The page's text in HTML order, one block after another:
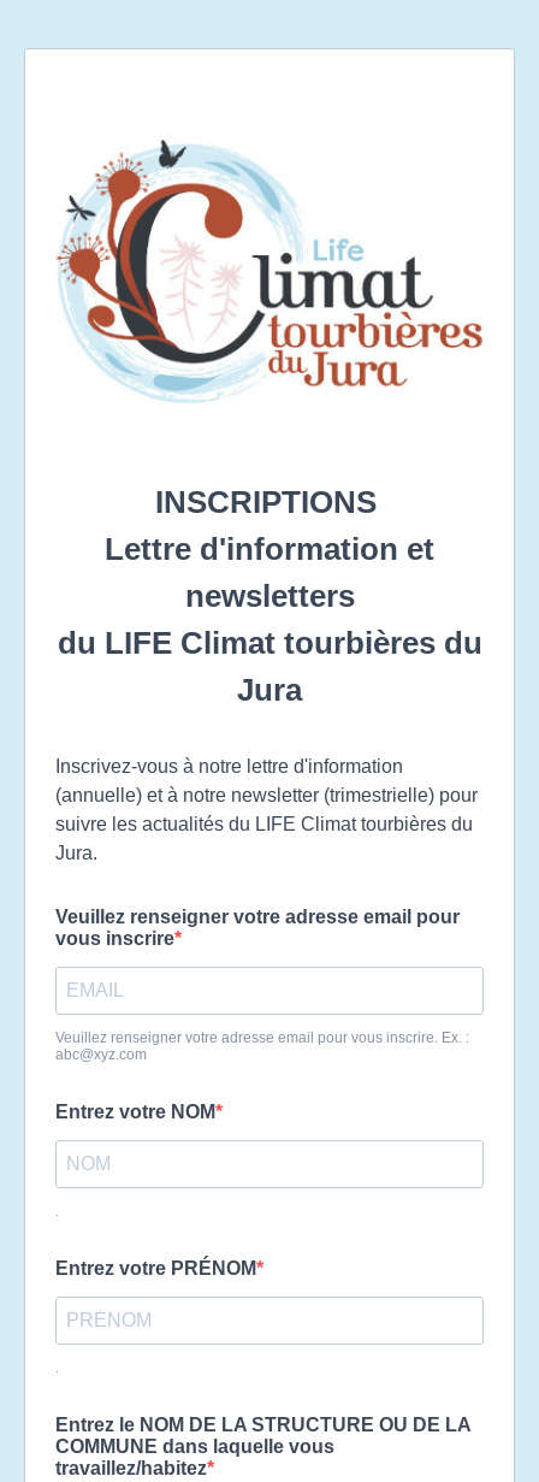
INSCRIPTIONS
Lettre d'information et
newsletters
du LIFE Climat tourbières du
Jura
Inscrivez-vous à notre lettre d'information
(annuelle) et à notre newsletter (trimestrielle) pour
suivre les actualités du LIFE Climat tourbières du
Jura.
Veuillez renseigner votre adresse email pour
vous inscrire
Veuillez renseigner votre adresse email pour vous inscrire. Ex. :
abc@xyz.com
Entrez votre NOM
Entrez votre PRÉNOM
Entrez le NOM DE LA STRUCTURE OU DE LA
COMMUNE dans laquelle vous
travaillez/habitez